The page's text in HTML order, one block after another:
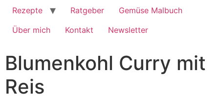
Rezepte Ratgeber
Gemüse Malbuch
Über mich
Kontakt Newsletter
Blumenkohl Curry mit
Reis